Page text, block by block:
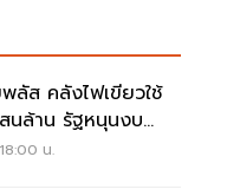
ลัส คลังไฟเขียวใช้
นล้าน รัฐหนุนงบ
ล้านบาท
น.